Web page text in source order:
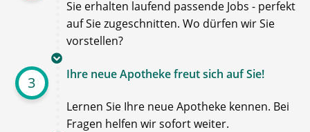
Sie erhalten laufend passende Jobs - perfekt
auf Sie zugeschnitten. Wo dürfen wir Sie
vorstellen?
3 Ihre neue Apotheke freut sich auf Sie!
Lernen Sie Ihre neue Apotheke kennen. Bei
Fragen helfen wir sofort weiter.